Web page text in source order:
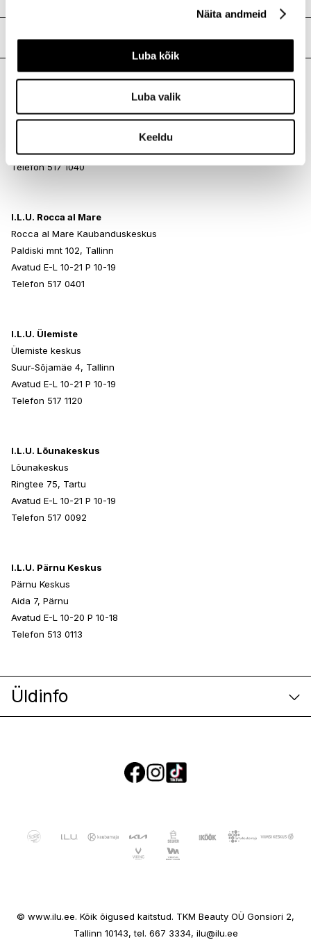
Näita andmeid
Luba kõik
Luba valik
Keeldu
Meie poed
Kristiine Kaubanduskeskus
Avatud E-L 10-21 P 10-19
Telefon 517 1040
I.L.U. Rocca al Mare
Rocca al Mare Kaubanduskeskus
Paldiski mnt 102, Tallinn
Avatud E-L 10-21 P 10-19
Telefon 517 0401
I.L.U. Ülemiste
Ülemiste keskus
Suur-Sõjamäe 4, Tallinn
Avatud E-L 10-21 P 10-19
Telefon 517 1120
I.L.U. Lõunakeskus
Lõunakeskus
Ringtee 75, Tartu
Avatud E-L 10-21 P 10-19
Telefon 517 0092
I.L.U. Pärnu Keskus
Pärnu Keskus
Aida 7, Pärnu
Avatud E-L 10-20 P 10-18
Telefon 513 0113
Üldinfo
© www.ilu.ee. Kõik õigused kaitstud. TKM Beauty OÜ Gonsiori 2,
Tallinn 10143, tel. 667 3334, ilu@ilu.ee